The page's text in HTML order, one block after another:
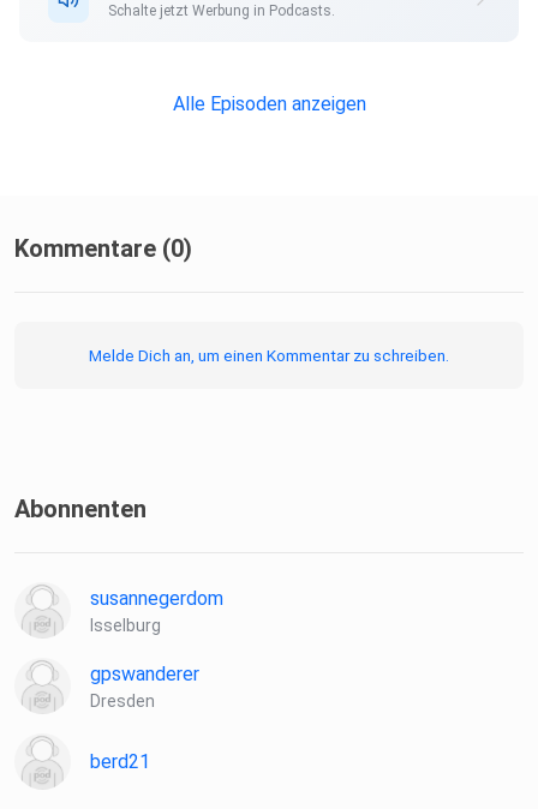
Schalte jetzt Werbung in Podcasts.
Alle Episoden anzeigen
Kommentare (0)
Melde Dich an, um einen Kommentar zu schreiben.
Abonnenten
susannegerdom
Isselburg
gpswanderer
Dresden
berd21